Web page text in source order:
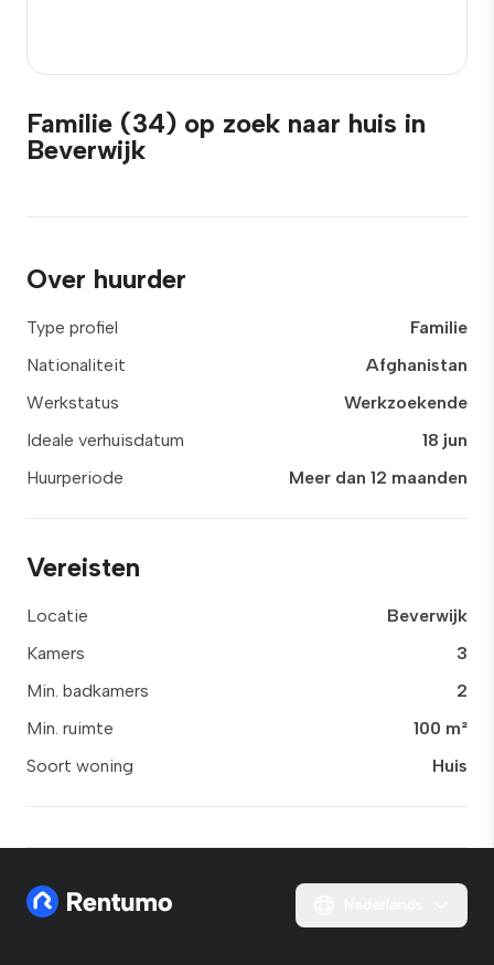
Familie (34) op zoek naar huis in
Beverwijk
Over huurder
Type profiel
Familie
Nationaliteit
Afghanistan
Werkstatus
Werkzoekende
Ideale verhuisdatum
18 jun
Huurperiode
Meer dan 12 maanden
Vereisten
Locatie
Beverwijk
Kamers
3
Min. badkamers
2
Min. ruimte
100 m²
Soort woning
Huis